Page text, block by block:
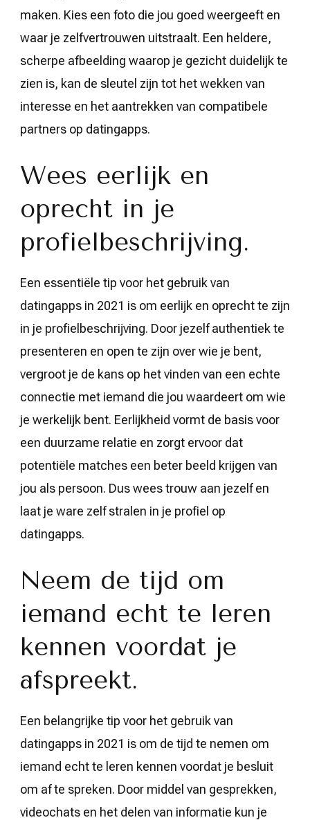
maken. Kies een foto die jou goed weergeeft en
waar je zelfvertrouwen uitstraalt. Een heldere,
scherpe afbeelding waarop je gezicht duidelijk te
zien is, kan de sleutel zijn tot het wekken van
interesse en het aantrekken van compatibele
partners op datingapps.
Wees eerlijk en
oprecht in je
profielbeschrijving.
Een essentiële tip voor het gebruik van
datingapps in 2021 is om eerlijk en oprecht te zijn
in je profielbeschrijving. Door jezelf authentiek te
presenteren en open te zijn over wie je bent,
vergroot je de kans op het vinden van een echte
connectie met iemand die jou waardeert om wie
je werkelijk bent. Eerlijkheid vormt de basis voor
een duurzame relatie en zorgt ervoor dat
potentiële matches een beter beeld krijgen van
jou als persoon. Dus wees trouw aan jezelf en
laat je ware zelf stralen in je profiel op
datingapps.
Neem de tijd om
iemand echt te leren
kennen voordat je
afspreekt.
Een belangrijke tip voor het gebruik van
datingapps in 2021 is om de tijd te nemen om
iemand echt te leren kennen voordat je besluit
om af te spreken. Door middel van gesprekken,
videochats en het delen van informatie kun je